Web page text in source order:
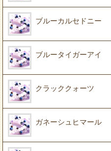
ブルーカルセドニー
ブルータイガーアイ
クラッククォーツ
ガネーシュヒマール